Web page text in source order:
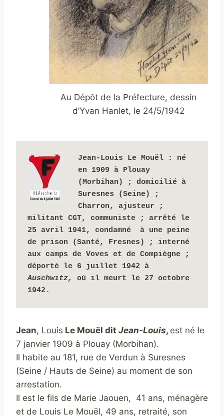
Au Dépôt de la Préfecture, dessin
d’Yvan Hanlet, le 24/5/1942
Jean-Louis Le Mouël : né
en 1909 à Plouay
(Morbihan)
; domicilié à
Suresnes (Seine) ;
Charron, ajusteur ;
militant CGT, communiste ;
arrêté le
25 avril 1941, condamné  à une peine
de prison (Santé, Fresnes) ;
interné
aux camps de Voves et de Compiègne ;
déporté le 6 juillet 1942 à
Auschwitz, où il meurt le 27 octobre
1942.
Jean, Louis Le Mouël dit Jean-Louis, est né le
7 janvier 1909 à Plouay (Morbihan).
Il habite au 181, rue de Verdun à Suresnes
(Seine / Hauts de Seine) au moment de son
arrestation.
Il est le fils de Marie Jaouen, 41 ans, ménagère
et de Louis Le Mouël, 49 ans, retraité, son